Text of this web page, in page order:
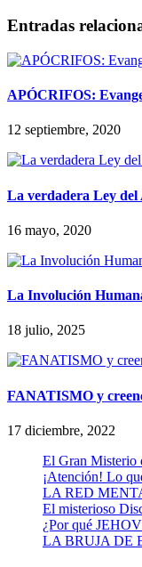
Entradas
APÓCRIFOS:
12 septiembre, 2020
La verdadera Ley
16 mayo, 2020
La Involución
18 julio, 2025
FANATISMO y
17 diciembre, 2022
El Gran Misterio
¡Atención! Lo
LA RED
El misterioso
¿Por qué
LA BRUJA DE